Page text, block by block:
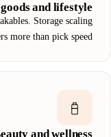
and lifestyle
Storage scaling
more than pick speed.
and wellness